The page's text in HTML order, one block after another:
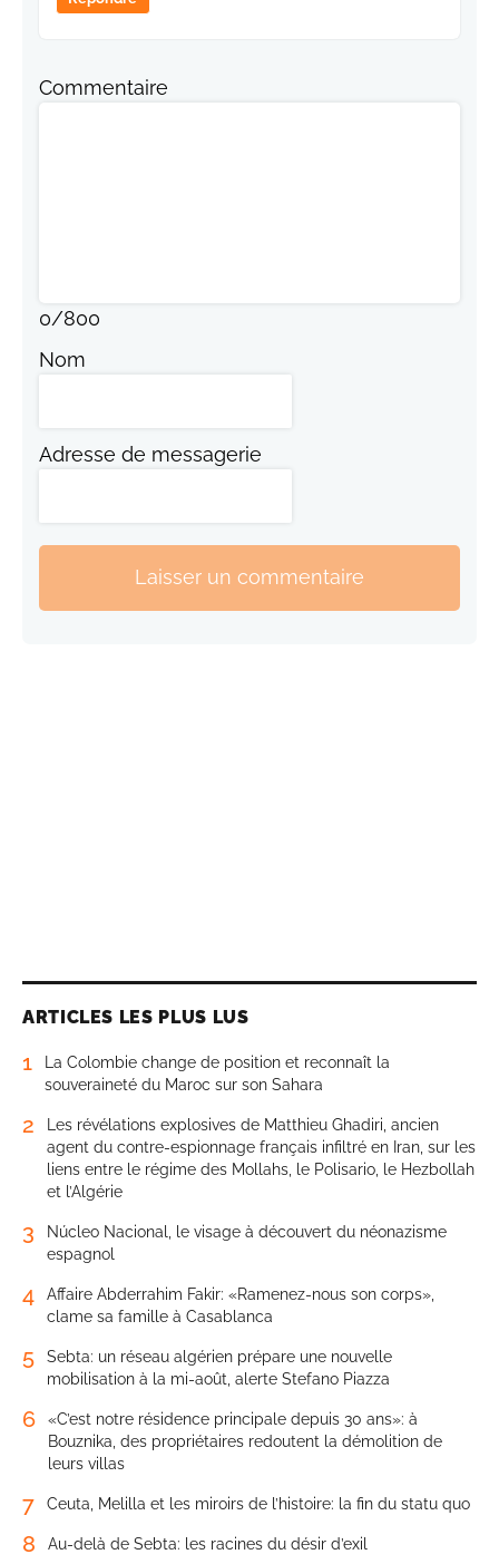
Commentaire
0/800
Nom
Adresse de messagerie
Laisser un commentaire
ARTICLES LES PLUS LUS
1
La Colombie change de position et reconnaît la
souveraineté du Maroc sur son Sahara
2
Les révélations explosives de Matthieu Ghadiri, ancien
agent du contre-espionnage français infiltré en Iran, sur les
liens entre le régime des Mollahs, le Polisario, le Hezbollah
et l’Algérie
3
Núcleo Nacional, le visage à découvert du néonazisme
espagnol
4
Affaire Abderrahim Fakir: «Ramenez-nous son corps»,
clame sa famille à Casablanca
5
Sebta: un réseau algérien prépare une nouvelle
mobilisation à la mi-août, alerte Stefano Piazza
6
«C’est notre résidence principale depuis 30 ans»: à
Bouznika, des propriétaires redoutent la démolition de
leurs villas
7 Ceuta, Melilla et les miroirs de l’histoire: la fin du statu quo
8 Au-delà de Sebta: les racines du désir d’exil